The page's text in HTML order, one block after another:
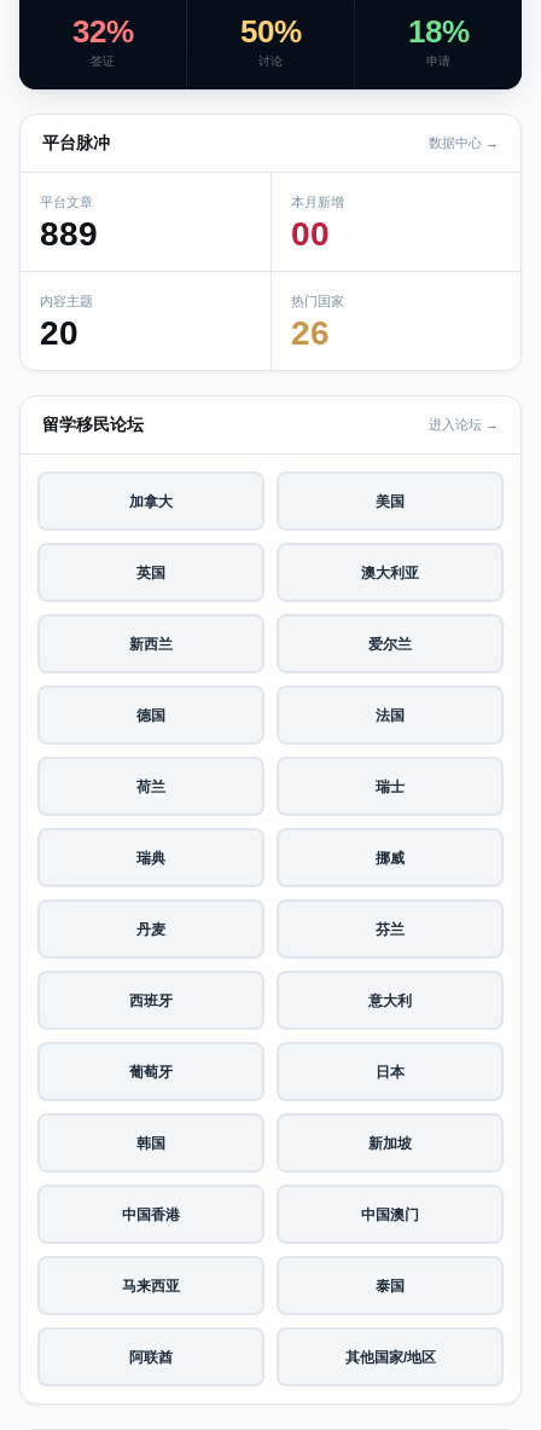
32%
签证
50%
讨论
18%
申请
平台脉冲 数据中心 →
平台文章
889
本月新增
00
内容主题
20
热门国家
26
留学移民论坛 进入论坛 →
加拿大 美国
英国 澳大利亚
新西兰 爱尔兰
德国 法国
荷兰 瑞士
瑞典 挪威
丹麦 芬兰
西班牙 意大利
葡萄牙 日本
韩国 新加坡
中国香港 中国澳门
马来西亚 泰国
阿联酋 其他国家/地区